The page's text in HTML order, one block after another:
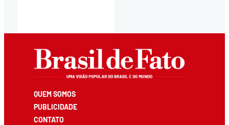
QUEM SOMOS
PUBLICIDADE
CONTATO